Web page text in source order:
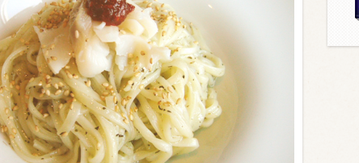
ハイボール（ウイスキー） ウイスキー・ブランデー
白ワイン
検索